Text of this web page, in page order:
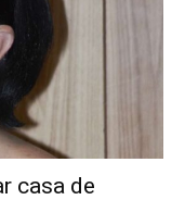
casa de